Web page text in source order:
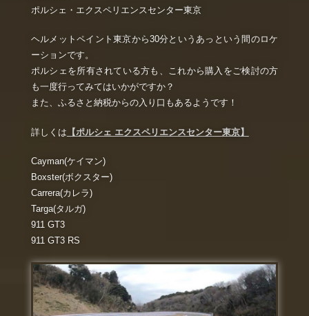
ポルシェ・エクスペリエンスセンター東京
ヘルメットペイント東京から30分というあっという間のロケ
ーションです。
ポルシェを所有されている方も、これから購入をご検討の方
も一度行ってみてはいかがですか？
また、ふるさと納税からの入り口もあるようです！
詳しくは 【ポルシェ エクスペリエンスセンター東京】
Cayman(ケイマン)
Boxster(ボクスター)
Carrera(カレラ)
Targa(タルガ)
911 GT3
911 GT3 RS